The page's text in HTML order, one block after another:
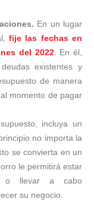
En un lugar
fije las fechas en
del 2022. En él,
existentes y
de manera
momento de pagar
incluya un
no importa la
se convierta en un
le permitirá estar
o llevar a cabo
su negocio.